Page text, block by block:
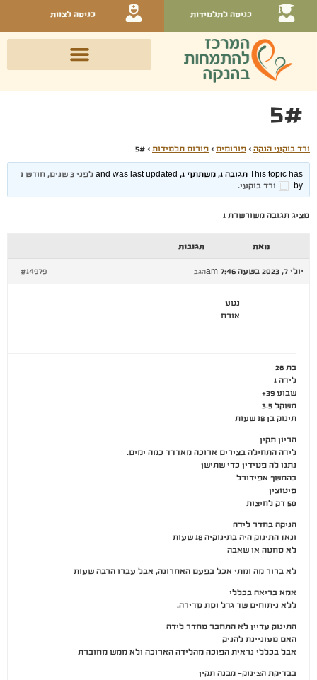
כניסה לתלמידות כניסה לצוות
5#
ורד בוקעי הנקה › פורומים › פורום תלמידות ›
5#
This topic has תגובה 1, משתתף 1, and was last updated
לפני 3 שנים, חודש 1
by
ורד בוקעי.
מציג תגובה משורשרת 1
מאת תגובות
יולי 7, 2023 בשעה 7:46 am #14979 הגב
נטע
אורח
בת 26
לידה 1
שבוע 39+
משקל 3.5
תינוק בן 18 שעות
הריון תקין
לידה התחילה בצירים ארוכה מאדדד כמה ימים.
נתנו לה פטידין כדי שתישן
בהמשך אפידורל
פיטוצין
50 דק לחיצות
הניקה בחדר לידה
ונאז התינוק היה בתינוקיה 18 שעות
לא סחטה או שאבה
לא ברור מה ומתי אכל בפעם האחרונה, אבל עברו הרבה שעות
אמא בריאה בכללי
ללא ניתוחים שד גדל וסת סדירה.
התינוק עדיין לא התחבר מחדר לידה
האם מעוניינת להניק
אבל בכללי נראית הפוכה מהלידה הארוכה ולא ממש מחוברת
בבדיקת הצינוק- מבנה תקין